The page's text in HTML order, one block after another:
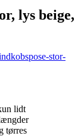
lys beige,
stor-
lidt
tørres